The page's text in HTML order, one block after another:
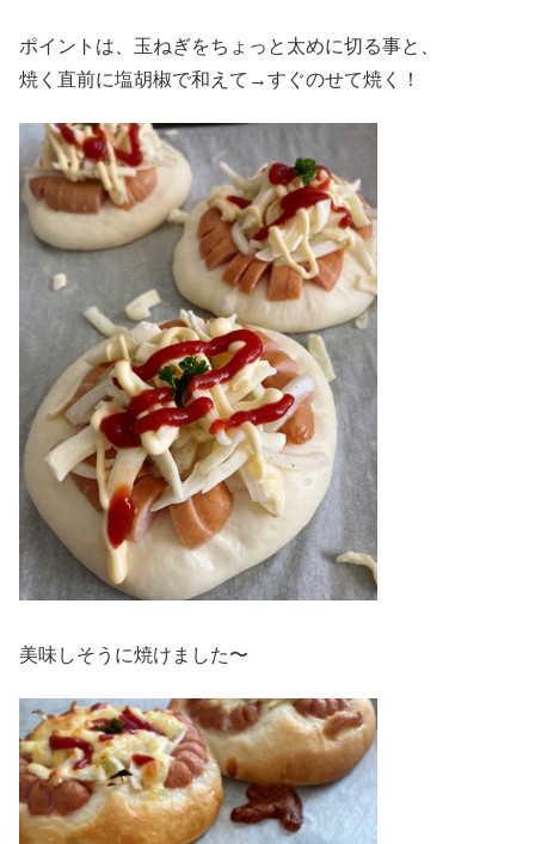
ポイントは、玉ねぎをちょっと太めに切る事と、
焼く直前に塩胡椒で和えて→すぐのせて焼く！
美味しそうに焼けました〜